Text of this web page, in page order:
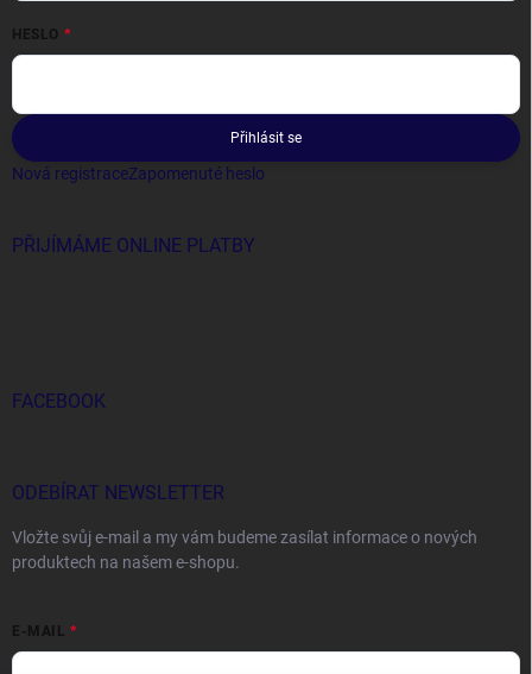
HESLO
Přihlásit se
Nová registraceZapomenuté heslo
PŘIJÍMÁME ONLINE PLATBY
FACEBOOK
ODEBÍRAT NEWSLETTER
Vložte svůj e-mail a my vám budeme zasílat informace o nových
produktech na našem e-shopu.
E-MAIL